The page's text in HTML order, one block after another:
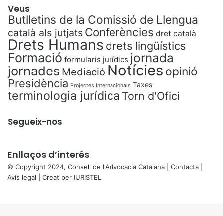
Veus
Butlletins de la Comissió de Llengua
català als jutjats Conferències dret català
Drets Humans drets lingüístics
Formació formularis jurídics jornada
jornades Mediació Notícies opinió
Presidència Projectes Internacionals Taxes
terminologia jurídica Torn d'Ofici
Segueix-nos
Enllaços d’interés
© Copyright 2024, Consell de l'Advocacia Catalana | Contacta
Avís legal | Creat per IURISTEL